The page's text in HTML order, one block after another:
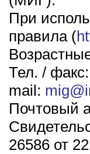
При
правила (
Тел. /
mail:
Почтовый
26586 от